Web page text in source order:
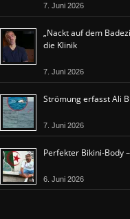
7. Juni 2026
„Nackt auf dem
die Klinik
7. Juni 2026
Strömung erfasst Ali
7. Juni 2026
Perfekter Bikini-Body
6. Juni 2026